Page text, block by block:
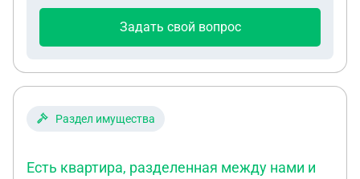
Задать свой вопрос
Раздел имущества
Есть квартира, разделенная между нами и